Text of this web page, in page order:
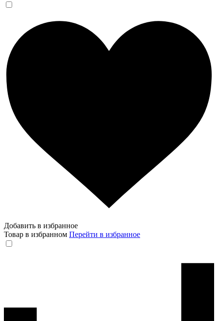
Добавить в избранное
Товар в избранном Перейти в избранное